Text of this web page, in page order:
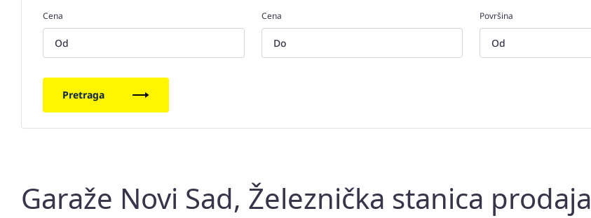
Cena Cena Površina
Pretraga
Garaže Novi Sad, Železnička stanica prodaja